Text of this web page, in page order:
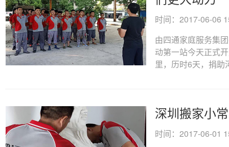
时间：2017-06-06
由四通家庭服务集
动第一站今天正式
里，历时6天，捐助
深圳搬家小
时间：2017-06-01